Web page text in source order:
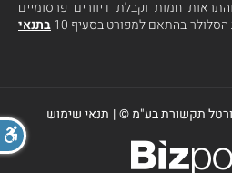
חמות וקבלת דיוורים פרסומיים
בהתאם למפורט בסעיף 10
בתנאי
תקשורת בע"מ ©| תנאי שימוש